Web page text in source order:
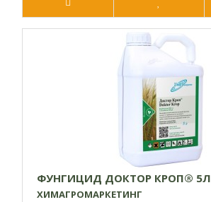
ФУНГИЦИД ДОКТОР КРОП® 5Л
ХИМАГРОМАРКЕТИНГ